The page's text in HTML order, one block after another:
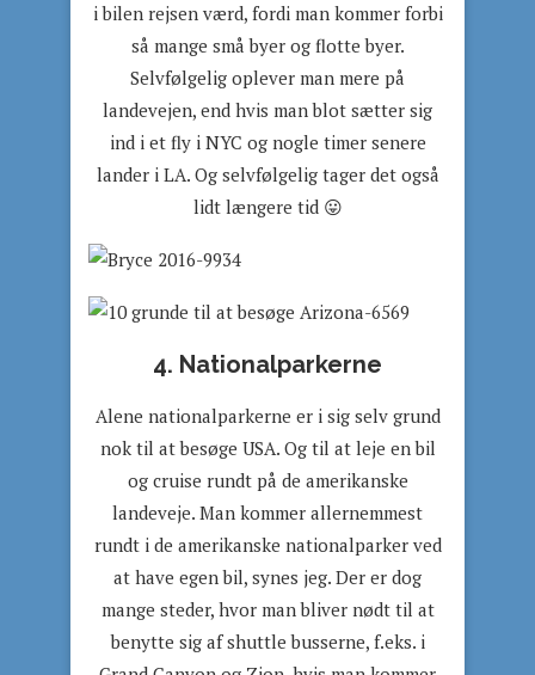
i bilen rejsen værd, fordi man kommer forbi
så mange små byer og flotte byer.
Selvfølgelig oplever man mere på
landevejen, end hvis man blot sætter sig
ind i et fly i NYC og nogle timer senere
lander i LA. Og selvfølgelig tager det også
lidt længere tid 😛
4. Nationalparkerne
Alene nationalparkerne er i sig selv grund
nok til at besøge USA. Og til at leje en bil
og cruise rundt på de amerikanske
landeveje. Man kommer allernemmest
rundt i de amerikanske nationalparker ved
at have egen bil, synes jeg. Der er dog
mange steder, hvor man bliver nødt til at
benytte sig af shuttle busserne, f.eks. i